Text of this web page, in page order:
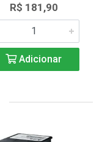
R$ 181,90
Adicionar